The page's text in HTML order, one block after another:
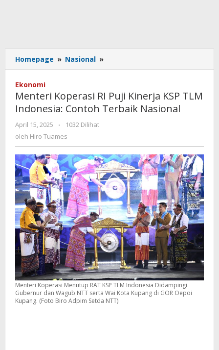
Homepage » Nasional »
Koperasi
Kinerja
KSP
Nasional
Ekonomi
Menteri Koperasi RI Puji Kinerja KSP TLM
Indonesia: Contoh Terbaik Nasional
April 15, 2025
oleh
-
1032 Dilihat
oleh Hiro Tuames
Menteri Koperasi Menutup RAT KSP TLM Indonesia Didampingi
Gubernur dan Wagub NTT serta Wai Kota Kupang di GOR Oepoi
Kupang. (Foto Biro Adpim Setda NTT)